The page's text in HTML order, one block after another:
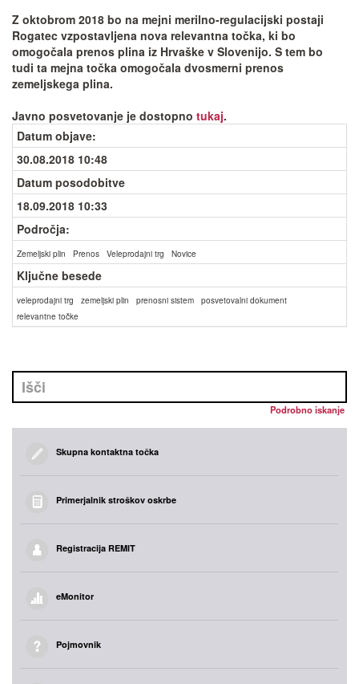
Z oktobrom 2018 bo na mejni merilno-regulacijski postaji
Rogatec vzpostavljena nova relevantna točka, ki bo
omogočala prenos plina iz Hrvaške v Slovenijo. S tem bo
tudi ta mejna točka omogočala dvosmerni prenos
zemeljskega plina.
Javno posvetovanje je dostopno tukaj.
Datum objave:
30.08.2018 10:48
Datum posodobitve
18.09.2018 10:33
Področja:
Zemeljski plin Prenos Veleprodajni trg Novice
Ključne besede
veleprodajni trg zemeljski plin prenosni sistem
posvetovalni dokument
relevantne točke
Podrobno iskanje
Skupna kontaktna točka
Primerjalnik stroškov oskrbe
Registracija REMIT
eMonitor
Pojmovnik